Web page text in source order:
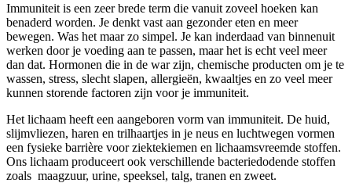
Immuniteit is een zeer brede term die vanuit zoveel hoeken kan
benaderd worden. Je denkt vast aan gezonder eten en meer
bewegen. Was het maar zo simpel. Je kan inderdaad van binnenuit
werken door je voeding aan te passen, maar het is echt veel meer
dan dat. Hormonen die in de war zijn, chemische producten om je te
wassen, stress, slecht slapen, allergieën, kwaaltjes en zo veel meer
kunnen storende factoren zijn voor je immuniteit.
Het lichaam heeft een aangeboren vorm van immuniteit. De huid,
slijmvliezen, haren en trilhaartjes in je neus en luchtwegen vormen
een fysieke barrière voor ziektekiemen en lichaamsvreemde stoffen.
Ons lichaam produceert ook verschillende bacteriedodende stoffen
zoals maagzuur, urine, speeksel, talg, tranen en zweet.